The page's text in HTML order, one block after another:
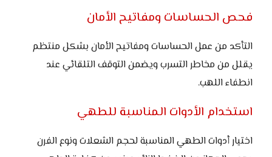
فحص الحساسات ومفاتيح الأمان
التأكد من عمل الحساسات ومفاتيح الأمان بشكل منتظم
يقلل من مخاطر التسرب ويضمن التوقف التلقائي عند
انطفاء اللهب.
استخدام الأدوات المناسبة للطهي
اختيار أدوات الطهي المناسبة لحجم الشعلات ونوع الفرن